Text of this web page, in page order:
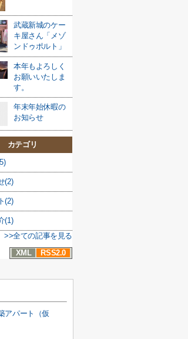
武蔵新城のケー
キ屋さん「メゾ
ンドゥポルト」
本年もよろしく
お願いいたしま
す。
年末年始休暇の
お知らせ
カテゴリ
(2)
(2)
(1)
>>全ての記事を見る
XML
RSS2.0
アパート（仮